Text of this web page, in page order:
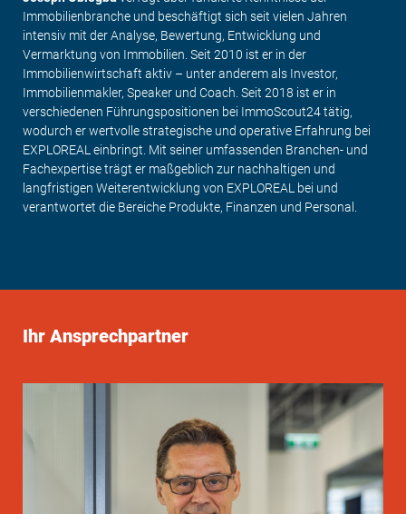
Immobilienbranche und beschäftigt sich seit vielen Jahren
intensiv mit der Analyse, Bewertung, Entwicklung und
Vermarktung von Immobilien. Seit 2010 ist er in der
Immobilienwirtschaft aktiv – unter anderem als Investor,
Immobilienmakler, Speaker und Coach. Seit 2018 ist er in
verschiedenen Führungspositionen bei ImmoScout24 tätig,
wodurch er wertvolle strategische und operative Erfahrung bei
EXPLOREAL einbringt. Mit seiner umfassenden Branchen- und
Fachexpertise trägt er maßgeblich zur nachhaltigen und
langfristigen Weiterentwicklung von EXPLOREAL bei und
verantwortet die Bereiche Produkte, Finanzen und Personal.
Ihr Ansprechpartner